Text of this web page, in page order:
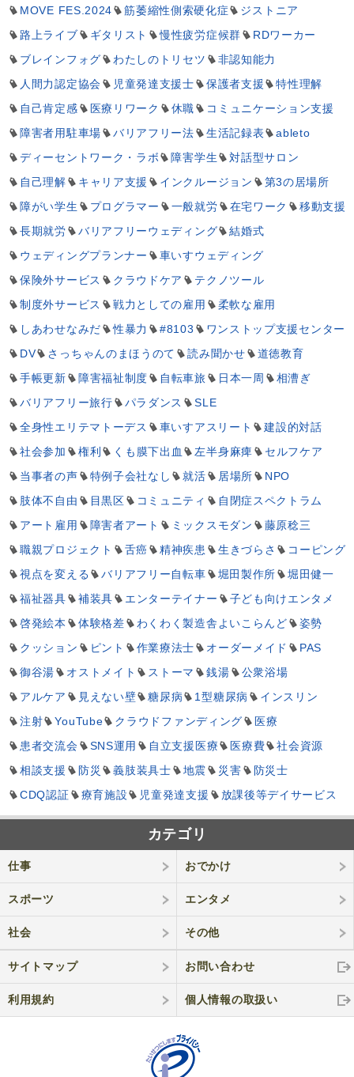
MOVE FES.2024
筋萎縮性側索硬化症
ジストニア
路上ライブ
ギタリスト 慢性疲労症候群
RDワーカー
ブレインフォグ
わたしのトリセツ
非認知能力
人間力認定協会
児童発達支援士 保護者支援
特性理解
自己肯定感
医療リワーク 休職
コミュニケーション支援
障害者用駐車場
バリアフリー法 生活記録表
ableto
ディーセントワーク・ラボ
障害学生
対話型サロン
自己理解
キャリア支援 インクルージョン
第3の居場所
障がい学生
プログラマー 一般就労 在宅ワーク
移動支援
長期就労
バリアフリーウェディング
結婚式
ウェディングプランナー
車いすウェディング
保険外サービス
クラウドケア
テクノツール
制度外サービス
戦力としての雇用
柔軟な雇用
しあわせなみだ
性暴力 #8103
ワンストップ支援センター
DV
さっちゃんのまほうのて 読み聞かせ
道徳教育
手帳更新
障害福祉制度 自転車旅 日本一周
相漕ぎ
バリアフリー旅行
パラダンス
SLE
全身性エリテマトーデス
車いすアスリート
建設的対話
社会参加
権利 くも膜下出血 左半身麻痺
セルフケア
当事者の声
特例子会社なし 就活 居場所
NPO
肢体不自由
目黒区 コミュニティ
自閉症スペクトラム
アート雇用
障害者アート ミックスモダン
藤原稔三
職親プロジェクト
舌癌 精神疾患 生きづらさ
コーピング
視点を変える
バリアフリー自転車 堀田製作所
堀田健一
福祉器具
補装具 エンターテイナー
子ども向けエンタメ
啓発絵本
体験格差 わくわく製造舎よいこらんど
姿勢
クッション
ピント 作業療法士 オーダーメイド
PAS
御谷湯
オストメイト ストーマ 銭湯
公衆浴場
アルケア
見えない壁 糖尿病 1型糖尿病
インスリン
注射
YouTube クラウドファンディング
医療
患者交流会
SNS運用 自立支援医療 医療費
社会資源
相談支援
防災 義肢装具士 地震 災害
防災士
CDQ認証
療育施設 児童発達支援 放課後等デイサービス
カテゴリ
仕事 おでかけ
スポーツ エンタメ
社会 その他
サイトマップ お問い合わせ
利用規約 個人情報の取扱い